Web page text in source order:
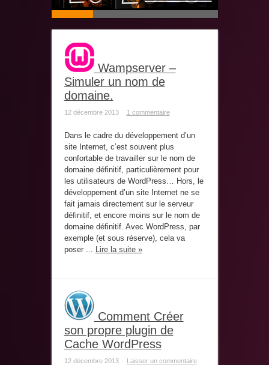
Administration Réseaux &
Systèmes
Bases de données
Virtualisation
Développement
Wampserver –
Simuler un nom de
domaine.
12 décembre 2013 1 commentaire
Dans le cadre du développement d’un
site Internet, c’est souvent plus
confortable de travailler sur le nom de
domaine définitif, particulièrement pour
les utilisateurs de WordPress… Hors, le
développement d’un site Internet ne se
fait jamais directement sur le serveur
définitif, et encore moins sur le nom de
domaine définitif. Avec WordPress, par
exemple (et sous réserve), cela va
poser ... Lire la suite »
Comment Créer
son propre plugin de
Cache WordPress
12 décembre 2013 Laisser un commentaire